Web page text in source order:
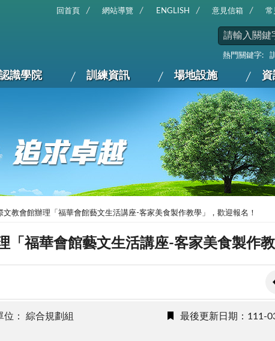
回首頁 網站導覽 ENGLISH 意見信箱 常
熱門關鍵字:
識學院 訓練資訊 場地設施 資
教會館辦理「福華會館藝文生活講座-客家美食製作教學」，歡迎報名！
福華會館藝文生活講座-客家美食製作
位： 綜合規劃組
最後更新日期：111-